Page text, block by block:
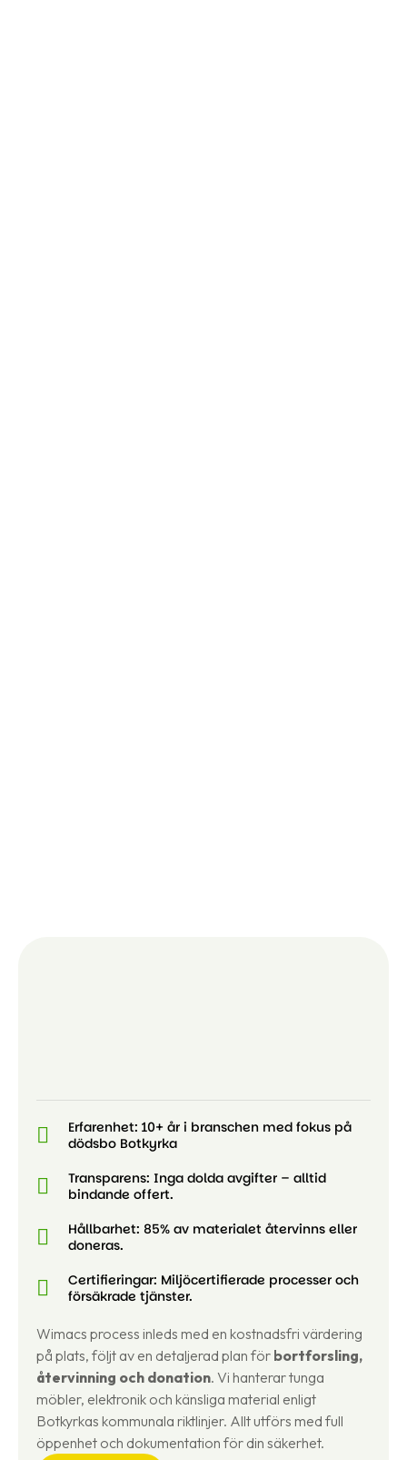
Erfarenhet: 10+ år i branschen med fokus på
dödsbo Botkyrka
Transparens: Inga dolda avgifter – alltid
bindande offert.
Hållbarhet: 85% av materialet återvinns eller
doneras.
Certifieringar: Miljöcertifierade processer och
försäkrade tjänster.
Wimacs process inleds med en kostnadsfri värdering
på plats, följt av en detaljerad plan för bortforsling,
återvinning och donation. Vi hanterar tunga
möbler, elektronik och känsliga material enligt
Botkyrkas kommunala riktlinjer. Allt utförs med full
öppenhet och dokumentation för din säkerhet.